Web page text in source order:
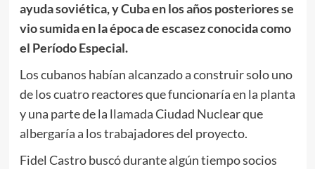
ayuda soviética, y Cuba en los años posteriores se
vio sumida en la época de escasez conocida como
el Período Especial.
Los cubanos habían alcanzado a construir solo uno
de los cuatro reactores que funcionaría en la planta
y una parte de la llamada Ciudad Nuclear que
albergaría a los trabajadores del proyecto.
Fidel Castro buscó durante algún tiempo socios